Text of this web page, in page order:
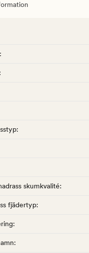
:
:
:
skumkvalité:
fjädertyp:
:
: